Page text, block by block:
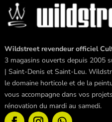
Wildstreet revendeur officiel
3 magasins ouverts depuis 2005
| Saint-Denis et Saint-Leu.
le domaine horticole et de la
vous accompagne dans vos
rénovation du mardi au samedi.